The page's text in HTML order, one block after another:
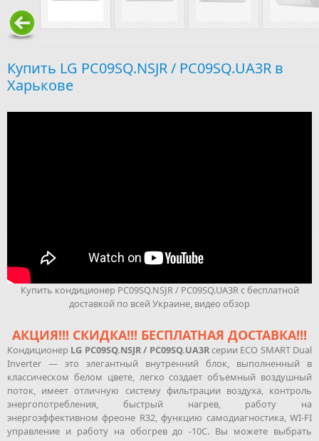
Купить LG PC09SQ.NSJR / PC09SQ.UA3R в
Харькове
Купить кондиционер PC09SQ.NSJR / PC09SQ.UA3R с бесплатной
доставкой по всей Украине, видео обзор
АКЦИЯ!!! СКИДКА!!! БЕСПЛАТНАЯ ДОСТАВКА!!!
Кондиционер LG PC09SQ.NSJR / PC09SQ.UA3Rсерии ECO SMART Dual
Inverter — это элегантный внутренний блок, выполненный в
классическом белом цвете, легко создает объемный воздушный
поток, имеет отличную систему фильтрации воздуха, контроль
энергопотребления, быстрый нагрев, работу на
энергоэффективном фреоне R32, функцию самодиагностика, WI-FI
управление и работу на обогрев до -10С. Вы можете выбрать